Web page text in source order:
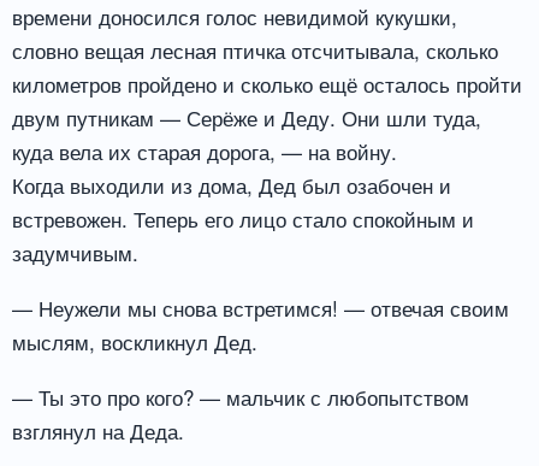
времени доносился голос невидимой кукушки,
словно вещая лесная птичка отсчитывала, сколько
километров пройдено и сколько ещё осталось пройти
двум путникам — Серёже и Деду. Они шли туда,
куда вела их старая дорога, — на войну.
Когда выходили из дома, Дед был озабочен и
встревожен. Теперь его лицо стало спокойным и
задумчивым.
— Неужели мы снова встретимся! — отвечая своим
мыслям, воскликнул Дед.
— Ты это про кого? — мальчик с любопытством
взглянул на Деда.